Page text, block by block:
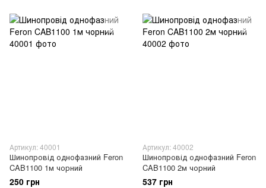
Артикул: 40001
Шинопровід однофазний Feron
CAB1100 1м чорний
250 грн
Артикул: 40002
Шинопровід однофазний Feron
CAB1100 2м чорний
537 грн